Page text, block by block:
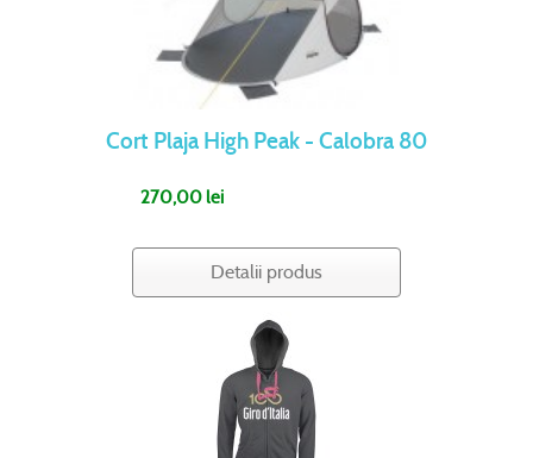
Cort Plaja High Peak - Calobra 80
270,00 lei
Detalii produs